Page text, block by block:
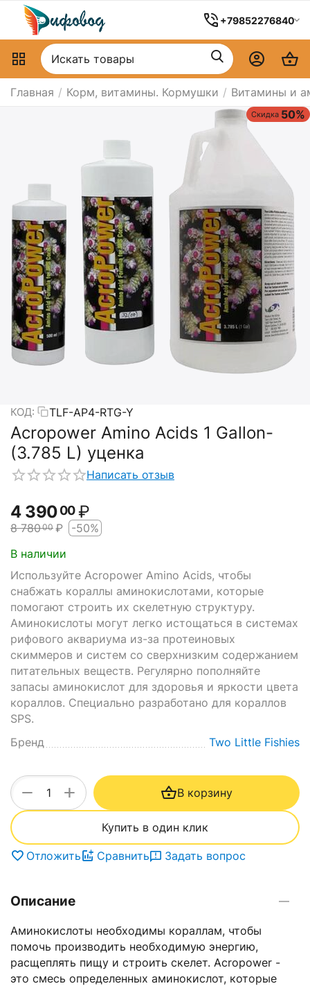
+79852276840
Главная / Корм, витамины. Кормушки / Витамины и
Скидка 50%
КОД: TLF-AP4-RTG-Y
Acropower Amino Acids 1 Gallon-
(3.785 L) уценка
Написать отзыв
4 39000 ₽
8 78000 ₽
-50%
В наличии
Используйте Acropower Amino Acids, чтобы
снабжать кораллы аминокислотами, которые
помогают строить их скелетную структуру.
Аминокислоты могут легко истощаться в системах
рифового аквариума из-за протеиновых
скиммеров и систем со сверхнизким содержанием
питательных веществ. Регулярно пополняйте
запасы аминокислот для здоровья и яркости цвета
кораллов. Специально разработано для кораллов
SPS.
Бренд
Two Little Fishies
+
− В корзину
Купить в один клик
Отложить Сравнить Задать вопрос
Описание
Аминокислоты необходимы кораллам, чтобы
помочь производить необходимую энергию,
расщеплять пищу и строить скелет. Acropower -
это смесь определенных аминокислот, которые